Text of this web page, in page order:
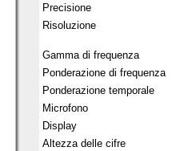
Precisione
Risoluzione
Gamma di frequenza
Ponderazione di frequenza
Ponderazione temporale
Microfono
Display
Altezza delle cifre